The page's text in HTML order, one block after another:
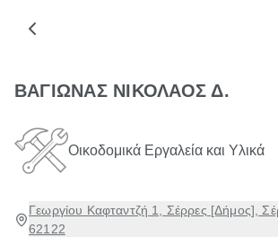
ΒΑΓΙΩΝΑΣ ΝΙΚΟΛΑΟΣ Δ.
Οικοδομικά Εργαλεία και Υλικά
Γεωργίου Καφταντζή 1, Σέρρες [Δήμος],
62122